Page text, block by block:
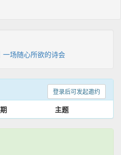
一场随心所欲的诗会
登录后可发起邀约
主题